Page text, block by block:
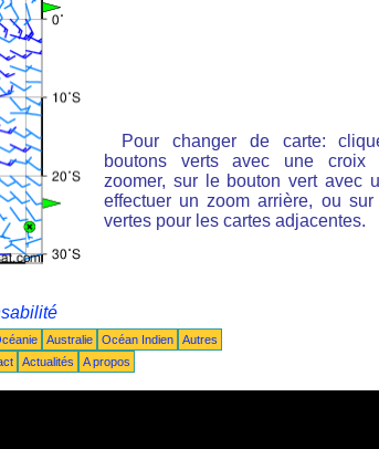
Pour changer de carte:
boutons verts avec une croix
zoomer, sur le bouton vert avec
effectuer un zoom arrière, ou
vertes pour les cartes adjacentes.
Australie Océan Indien
Autres
Actualités A propos